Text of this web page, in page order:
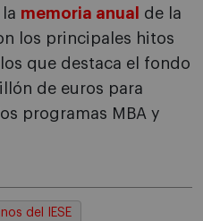
memoria anual
de la
los principales hitos
que destaca el fondo
de euros para
programas MBA y
del IESE